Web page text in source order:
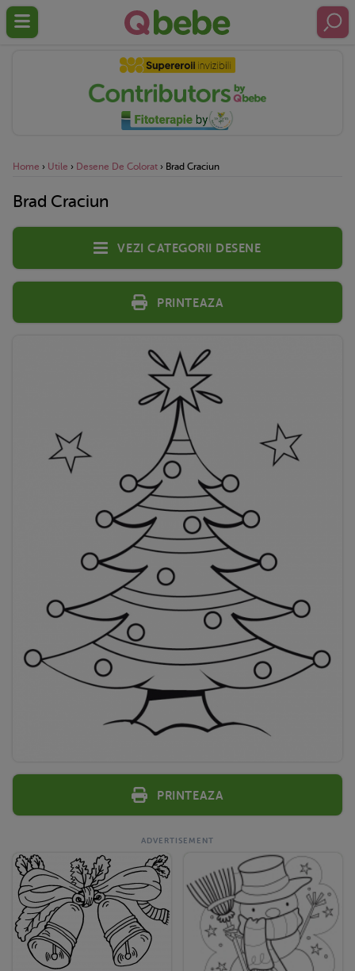
Home › Utile › Desene De Colorat › Brad Craciun
Brad Craciun
Vezi categorii desene
Printeaza
Printeaza